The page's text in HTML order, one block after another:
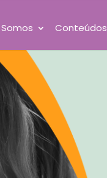
Conteúdos